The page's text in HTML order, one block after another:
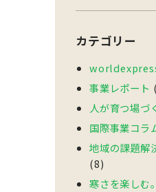
カテゴリー
事業レポート
人が育つ場づ
国際事業コラ
地域の課題解
(8)
寒さを楽しむ